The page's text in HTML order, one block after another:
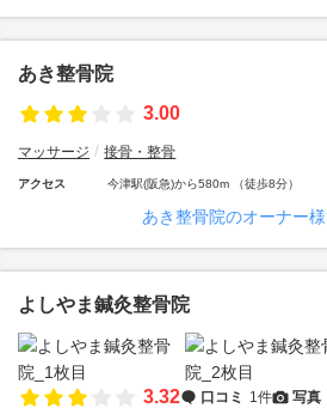
あき整骨院
3.00
マッサージ 接骨・整骨
アクセス 今津駅(阪急)から580m （徒歩8分）
あき整骨院のオーナー
よしやま鍼灸整骨院
3.32 口コミ 1件 写真